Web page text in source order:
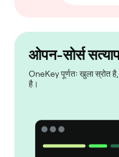
ओपन-सोर्स
OneKey पूर्णतः खुला स्रोत है,
है।